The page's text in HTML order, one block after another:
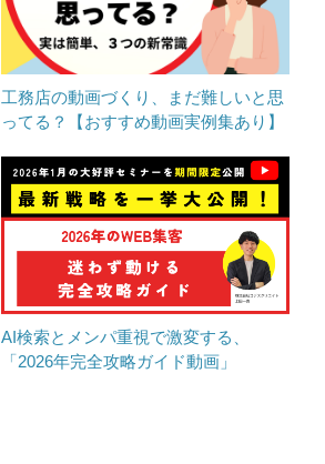
工務店の動画づくり、まだ難しいと思
ってる？【おすすめ動画実例集あり】
AI検索とメンパ重視で激変する、
「2026年完全攻略ガイド動画」